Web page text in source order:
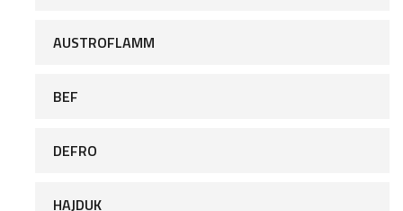
AUSTROFLAMM
BEF
DEFRO
HAJDUK